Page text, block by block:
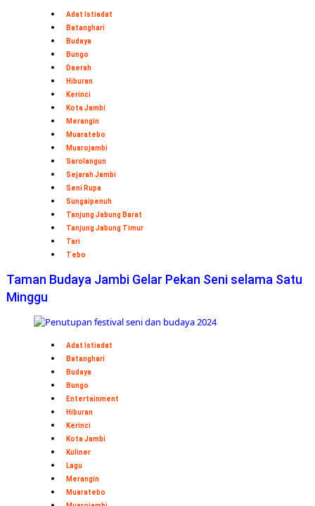
Adat Istiadat
Batanghari
Budaya
Bungo
Daerah
Hiburan
Kerinci
Kota Jambi
Merangin
Muaratebo
Muarojambi
Sarolangun
Sejarah Jambi
Seni Rupa
Sungaipenuh
Tanjung Jabung Barat
Tanjung Jabung Timur
Tari
Tebo
Taman Budaya Jambi Gelar Pekan Seni selama Satu
Minggu
Adat Istiadat
Batanghari
Budaya
Bungo
Entertainment
Hiburan
Kerinci
Kota Jambi
Kuliner
Lagu
Merangin
Muaratebo